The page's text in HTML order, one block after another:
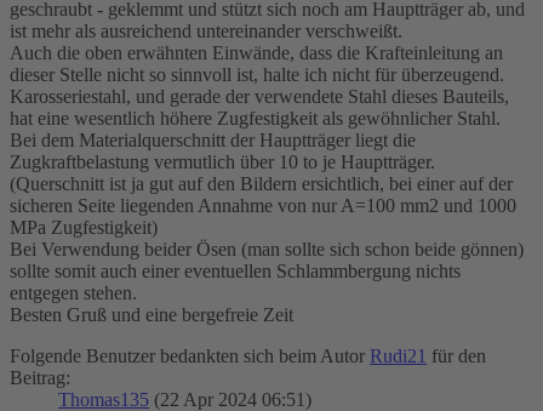
geschraubt - geklemmt und stützt sich noch am Hauptträger ab, und
ist mehr als ausreichend untereinander verschweißt.
Auch die oben erwähnten Einwände, dass die Krafteinleitung an
dieser Stelle nicht so sinnvoll ist, halte ich nicht für überzeugend.
Karosseriestahl, und gerade der verwendete Stahl dieses Bauteils,
hat eine wesentlich höhere Zugfestigkeit als gewöhnlicher Stahl.
Bei dem Materialquerschnitt der Hauptträger liegt die
Zugkraftbelastung vermutlich über 10 to je Hauptträger.
(Querschnitt ist ja gut auf den Bildern ersichtlich, bei einer auf der
sicheren Seite liegenden Annahme von nur A=100 mm2 und 1000
MPa Zugfestigkeit)
Bei Verwendung beider Ösen (man sollte sich schon beide gönnen)
sollte somit auch einer eventuellen Schlammbergung nichts
entgegen stehen.
Besten Gruß und eine bergefreie Zeit
Folgende Benutzer bedankten sich beim Autor Rudi21 für den
Beitrag:
Thomas135 (22 Apr 2024 06:51)